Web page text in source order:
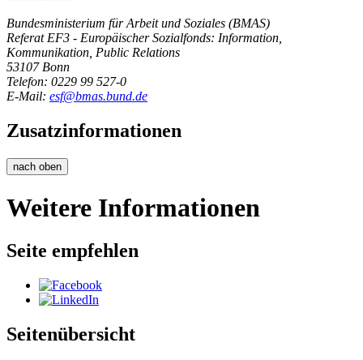
Bundesministerium für Arbeit und Soziales (BMAS)
Referat EF3 - Europäischer Sozialfonds: Information,
Kommunikation, Public Relations
53107 Bonn
Telefon: 0229 99 527-0
E-Mail: esf@bmas.bund.de
Zusatzinformationen
nach oben
Weitere Informationen
Seite empfehlen
Seitenübersicht